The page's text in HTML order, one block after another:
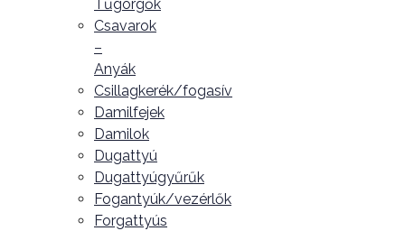
Tűgörgők
Csavarok
–
Anyák
Csillagkerék/fogasív
Damilfejek
Damilok
Dugattyú
Dugattyúgyűrűk
Fogantyúk/vezérlők
Forgattyús